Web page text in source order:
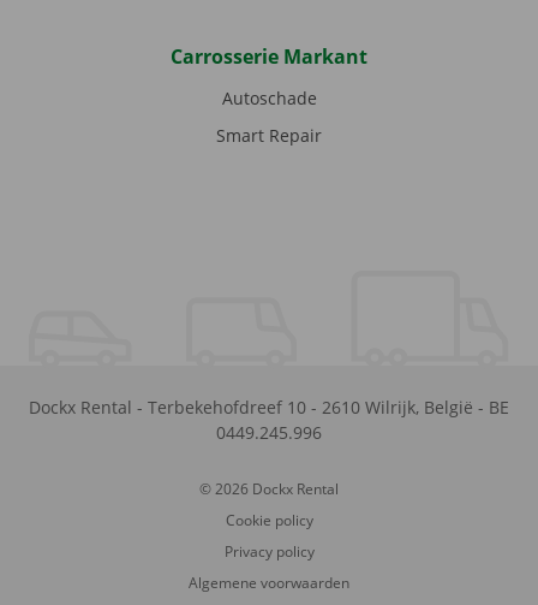
Carrosserie Markant
Autoschade
Smart Repair
Dockx Rental - Terbekehofdreef 10 - 2610 Wilrijk, België - BE
0449.245.996
© 2026 Dockx Rental
Cookie policy
Privacy policy
Algemene voorwaarden